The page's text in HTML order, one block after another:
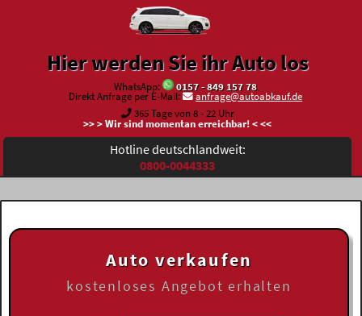
Hier werden Sie ihr Auto los
WhatsApp:
0157 - 849 157 78
Direkt Anfrage per E-Mail:
anfrage@autoabkauf.de
365 Tage von 8 - 22 Uhr
>> > Wir sind momentan erreichbar! < <<
Hotline deutschlandweit:
0800-0044333
Auto verkaufen
kostenloses Angebot erhalten